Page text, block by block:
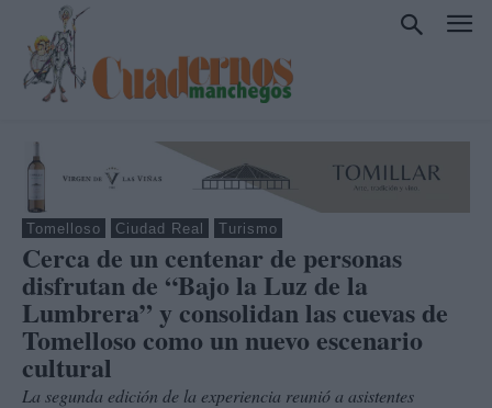
Tomelloso Ciudad Real Turismo
Cerca de un centenar de personas
disfrutan de “Bajo la Luz de la
Lumbrera” y consolidan las cuevas de
Tomelloso como un nuevo escenario
cultural
La segunda edición de la experiencia reunió a asistentes